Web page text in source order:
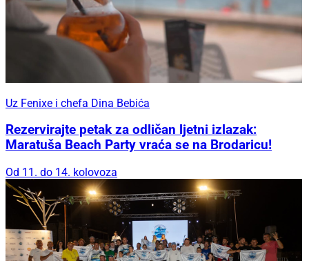
Uz Fenixe i chefa Dina Bebića
Rezervirajte petak za odličan ljetni izlazak:
Maratuša Beach Party vraća se na Brodaricu!
Od 11. do 14. kolovoza